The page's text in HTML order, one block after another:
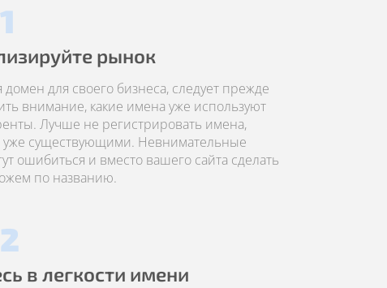
рынок
домен для своего бизнеса, следует прежде
внимание, какие имена уже используют
Лучше не регистрировать имена,
уже существующими. Невнимательные
ошибиться и вместо вашего сайта сделать
по названию.
в легкости имени